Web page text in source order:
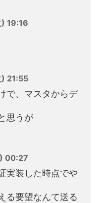
19:16
21:55
で、マスタからデ
思うが
00:27
実装した時点でや
る要望なんて送る